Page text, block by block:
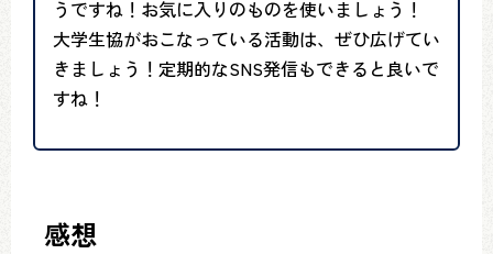
うですね！お気に入りのものを使いましょう！
大学生協がおこなっている活動は、ぜひ広げてい
きましょう！定期的なSNS発信もできると良いで
すね！
感想